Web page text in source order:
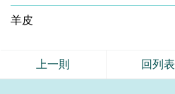
羊皮
上一則 回列表